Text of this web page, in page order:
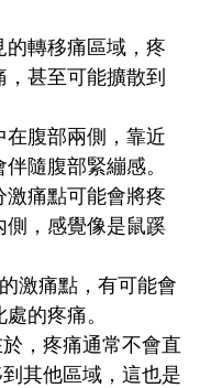
的轉移痛區域，疼
甚至可能擴散到
在腹部兩側，靠近
隨腹部緊繃感。
激痛點可能會將疼
側，感覺像是鼠蹊
激痛點，有可能會
的疼痛。
，疼痛通常不會直
其他區域，這也是